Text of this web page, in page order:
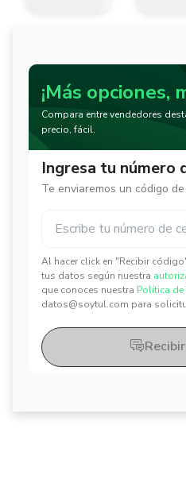
¡Más opciones,
Compara entre vendedores
precio, fácil.
Ingresa tu número
Te enviaremos un código
Al hacer click en "Recibir
tus datos según nuestra
que conoces nuestra Política de
datos@soytul.com para